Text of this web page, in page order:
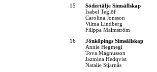
15
Södertälje Simsällskap
Isabel Teglöf
Carolina Jonsson
Vilma Lindberg
Filippa Malmström
16
Jönköpings Simsällskap
Annie Hegmegi
Tova Magnusson
Jazmina Hedqvist
Natalie Stjärnås